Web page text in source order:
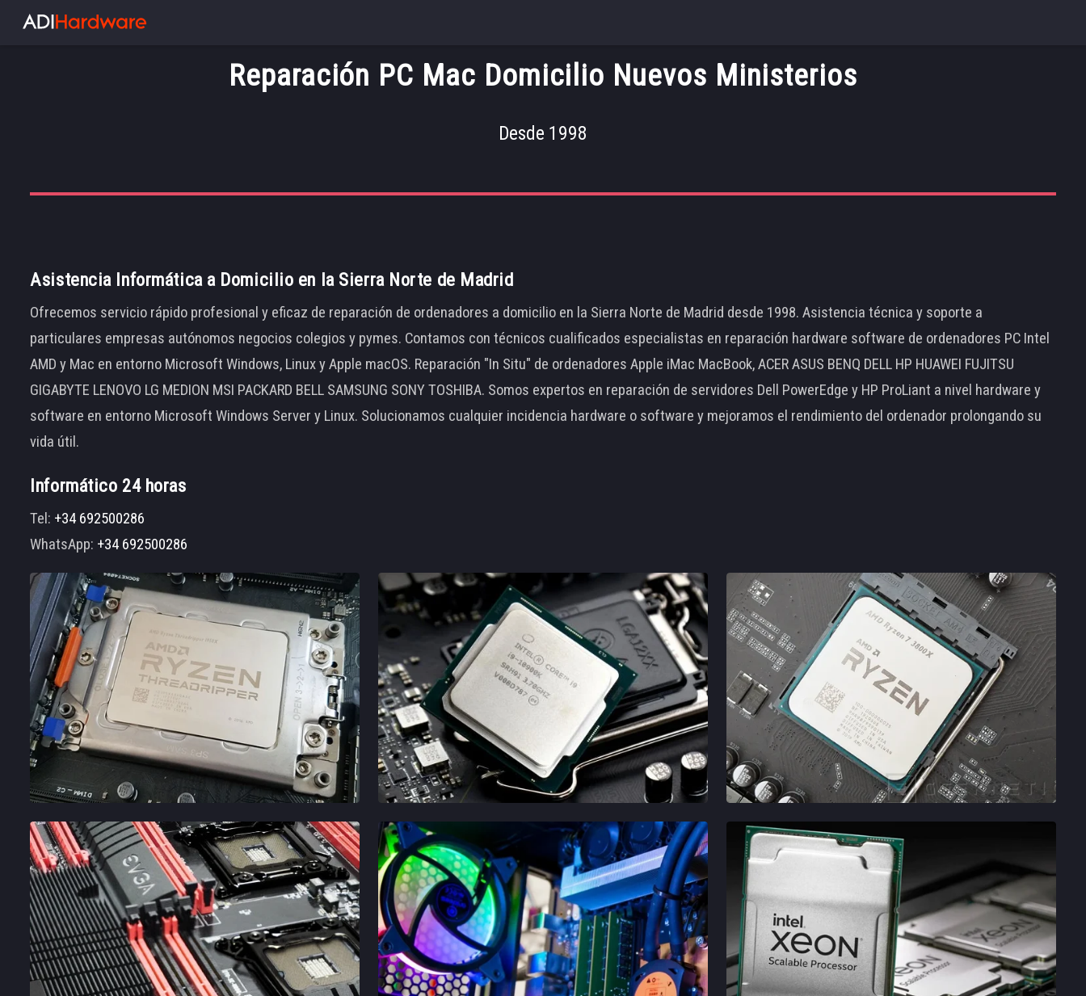
Reparación PC Mac Domicilio Nuevos Ministerios
Desde 1998
Asistencia Informática a Domicilio en la Sierra Norte de Madrid
Ofrecemos servicio rápido profesional y eficaz de reparación de ordenadores a domicilio en la Sierra Norte de Madrid desde 1998. Asistencia técnica y soporte a
particulares empresas autónomos negocios colegios y pymes. Contamos con técnicos cualificados especialistas en reparación hardware software de ordenadores PC Intel
AMD y Mac en entorno Microsoft Windows, Linux y Apple macOS. Reparación "In Situ" de ordenadores Apple iMac MacBook, ACER ASUS BENQ DELL HP HUAWEI FUJITSU
GIGABYTE LENOVO LG MEDION MSI PACKARD BELL SAMSUNG SONY TOSHIBA. Somos expertos en reparación de servidores Dell PowerEdge y HP ProLiant a nivel hardware y
software en entorno Microsoft Windows Server y Linux. Solucionamos cualquier incidencia hardware o software y mejoramos el rendimiento del ordenador prolongando su
vida útil.
Informático 24 horas
Tel: +34 692500286
WhatsApp: +34 692500286